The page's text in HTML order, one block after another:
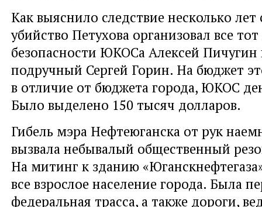
Как выяснило следствие несколько лет
убийство Петухова организовал все
безопасности ЮКОСа Алексей Пичугин
подручный Сергей Горин. На бюджет
в отличие от бюджета города, ЮКОС
Было выделено 150 тысяч долларов.
Гибель мэра Нефтеюганска от рук
вызвала небывалый общественный
На митинг к зданию
все взрослое население города. Была
федеральная трасса, а также дороги,